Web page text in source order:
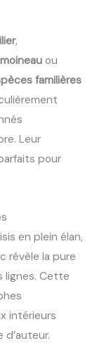
,
moineau ou
familières
Leur
pour
en plein élan,
révèle la pure
lignes. Cette
intérieurs